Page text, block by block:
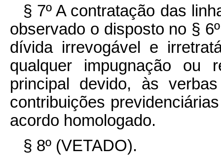
§ 7º A contratação das
observado o disposto no §
dívida irrevogável e
qualquer impugnação ou
principal devido, às
contribuições
acordo homologado.
§ 8º (VETADO).